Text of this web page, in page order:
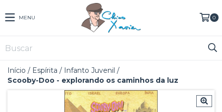
MENU 0
Início / Espírita / Infanto Juvenil /
Scooby-Doo - explorando os caminhos da luz